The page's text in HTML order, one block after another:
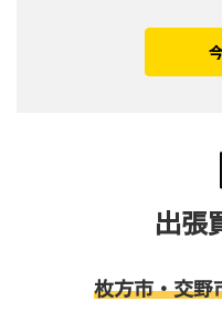
出張
枚方市・交野